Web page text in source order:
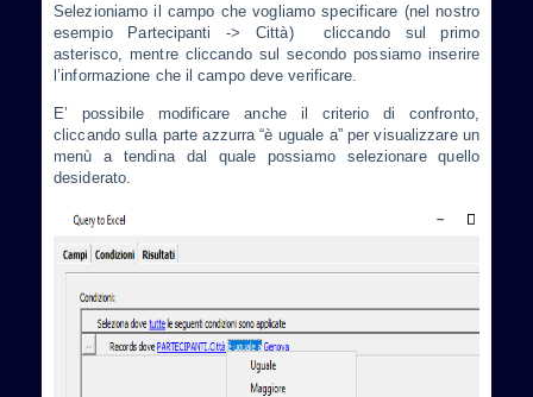
Selezioniamo il campo che vogliamo specificare (nel nostro
esempio Partecipanti -> Città) cliccando sul primo
asterisco, mentre cliccando sul secondo possiamo inserire
l’informazione che il campo deve verificare.
E’ possibile modificare anche il criterio di confronto,
cliccando sulla parte azzurra “è uguale a” per visualizzare un
menù a tendina dal quale possiamo selezionare quello
desiderato.